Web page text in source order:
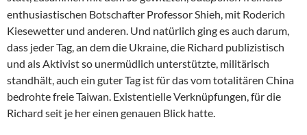
enthusiastischen Botschafter Professor Shieh, mit Roderich
Kiesewetter und anderen. Und natürlich ging es auch darum,
dass jeder Tag, an dem die Ukraine, die Richard publizistisch
und als Aktivist so unermüdlich unterstützte, militärisch
standhält, auch ein guter Tag ist für das vom totalitären China
bedrohte freie Taiwan. Existentielle Verknüpfungen, für die
Richard seit je her einen genauen Blick hatte.